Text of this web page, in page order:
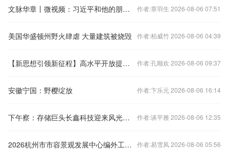
文脉华章丨微视频：习近平和他的朋友贾大山 作者:章羽生 2026-08-06 07:51
美国华盛顿州野火肆虐 大量建筑被烧毁 作者:柏威竹 2026-08-06 04:39
【新思想引领新征程】高水平开放提速加力 与世界共享发展机遇 作者:孔顺欢 2026-08-06 09:37
安徽宁国：野樱绽放 作者:卞乐元 2026-08-06 16:14
下午察：存储巨头长鑫科技迎来风光上市 作者:谈平雅 2026-08-06 12:35
2026杭州市市容景观发展中心编外工作人员公 作者:易雪凤 2026-08-06 05:56